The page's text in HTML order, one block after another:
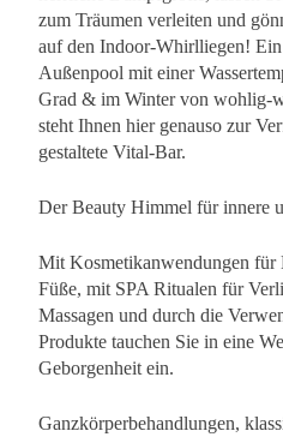
zum Träumen verleiten und
auf den Indoor-Whirlliegen!
Außenpool mit einer
Grad & im Winter von wohlig-
steht Ihnen hier genauso zur
gestaltete Vital-Bar.
Der Beauty Himmel für innere
Mit Kosmetikanwendungen für
Füße, mit SPA Ritualen für
Massagen und durch die
Produkte tauchen Sie in eine
Geborgenheit ein.
Ganzkörperbehandlungen,